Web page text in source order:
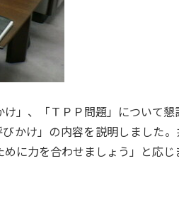
」、「ＴＰＰ問題」について懇
かけ」の内容を説明しました
に力を合わせましょう」と応じ